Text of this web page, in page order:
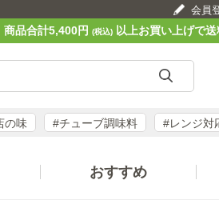
会員
商品合計5,400円 (税込)以上お買い上げで送
の味 #チューブ調味料 #レンジ対
おすすめ